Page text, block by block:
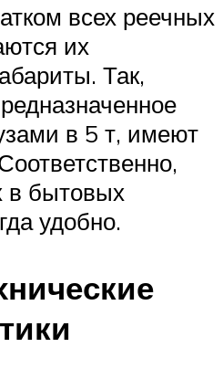
всех реечных
их
Так,
в 5 т, имеют
в бытовых
удобно.